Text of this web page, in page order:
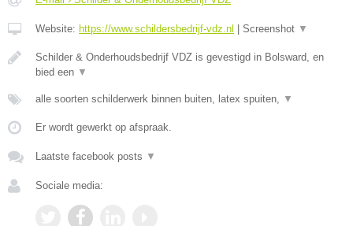
Website: https://www.schildersbedrijf-vdz.nl | Screenshot ▼
Schilder & Onderhoudsbedrijf VDZ is gevestigd in Bolsward, en
bied een ▼
alle soorten schilderwerk binnen buiten, latex spuiten, ▼
Er wordt gewerkt op afspraak.
Laatste facebook posts ▼
Sociale media: